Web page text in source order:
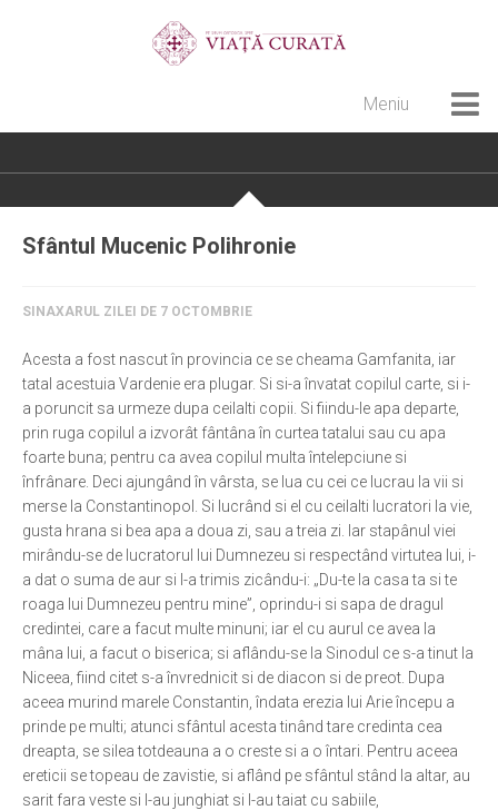
Meniu
Pateric Atonit
Cenaclu creștin
Noi și Biserica
Rânduieli liturgice
Predici și cateheze
Pelerinaje
Ortodox în diaspora
Evenimente
Biserici și mănăstiri
Viață curată
Nevoințe contemporane
Familia de azi
Casa curată
Adicții și vindecări
Sfântul Mucenic Polihronie
SINAXARUL ZILEI DE 7 OCTOMBRIE
Acesta a fost nascut în provincia ce se cheama Gamfanita, iar
tatal acestuia Vardenie era plugar. Si si-a învatat copilul carte, si i-
a poruncit sa urmeze dupa ceilalti copii. Si fiindu-le apa departe,
prin ruga copilul a izvorât fântâna în curtea tatalui sau cu apa
foarte buna; pentru ca avea copilul multa întelepciune si
înfrânare. Deci ajungând în vârsta, se lua cu cei ce lucrau la vii si
merse la Constantinopol. Si lucrând si el cu ceilalti lucratori la vie,
gusta hrana si bea apa a doua zi, sau a treia zi. Iar stapânul viei
mirându-se de lucratorul lui Dumnezeu si respectând virtutea lui, i-
a dat o suma de aur si l-a trimis zicându-i: „Du-te la casa ta si te
roaga lui Dumnezeu pentru mine”, oprindu-i si sapa de dragul
credintei, care a facut multe minuni; iar el cu aurul ce avea la
mâna lui, a facut o biserica; si aflându-se la Sinodul ce s-a tinut la
Niceea, fiind citet s-a învrednicit si de diacon si de preot. Dupa
aceea murind marele Constantin, îndata erezia lui Arie începu a
prinde pe multi; atunci sfântul acesta tinând tare credinta cea
dreapta, se silea totdeauna a o creste si a o întari. Pentru aceea
ereticii se topeau de zavistie, si aflând pe sfântul stând la altar, au
sarit fara veste si l-au junghiat si l-au taiat cu sabiile,